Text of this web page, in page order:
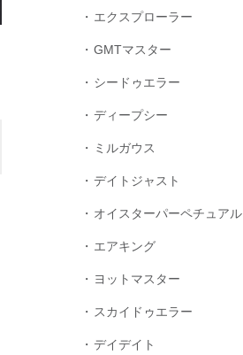
エクスプローラー
GMTマスター
シードゥエラー
ディープシー
ミルガウス
デイトジャスト
オイスターパーペチュアル
エアキング
ヨットマスター
スカイドゥエラー
デイデイト